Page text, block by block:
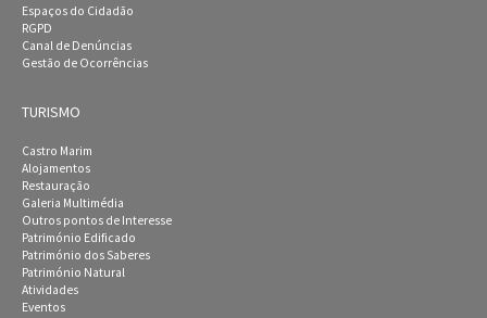
Espaços do Cidadão
RGPD
Canal de Denúncias
Gestão de Ocorrências
TURISMO
Castro Marim
Alojamentos
Restauração
Galeria Multimédia
Outros pontos de Interesse
Património Edificado
Património dos Saberes
Património Natural
Atividades
Eventos